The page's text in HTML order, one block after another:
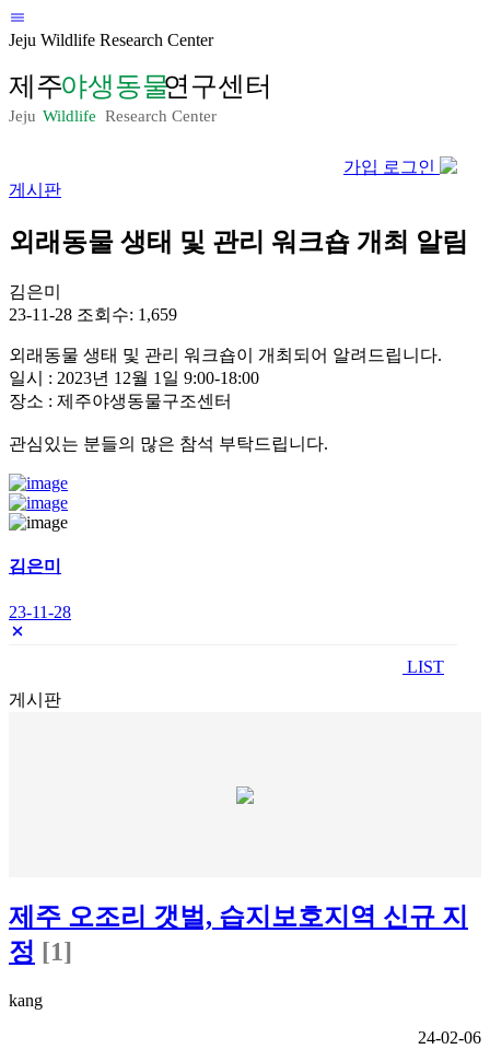
Jeju Wildlife Research Center
가입 로그인
게시판
외래동물 생태 및 관리 워크숍 개최 알림
김은미
23-11-28 조회수: 1,659
외래동물 생태 및 관리 워크숍이 개최되어 알려드립니다.
일시 : 2023년 12월 1일 9:00-18:00
장소 : 제주야생동물구조센터
관심있는 분들의 많은 참석 부탁드립니다.
김은미
23-11-28
LIST
게시판
제주 오조리 갯벌, 습지보호지역 신규 지
정 [1]
kang
24-02-06